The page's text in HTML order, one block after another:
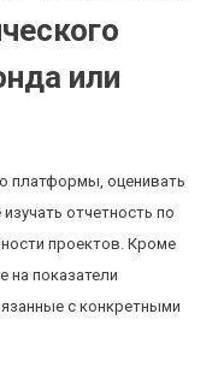
или
платформы, оценивать
отчетность по
проектов. Кроме
на показатели
с конкретными